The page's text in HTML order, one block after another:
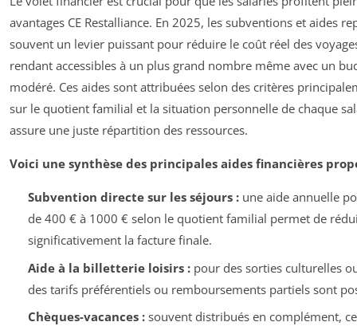
avantages CE Restalliance. En 2025, les subventions et aides
souvent un levier puissant pour réduire le coût réel des
rendant accessibles à un plus grand nombre même avec un
modéré. Ces aides sont attribuées selon des critères
sur le quotient familial et la situation personnelle de chaque
assure une juste répartition des ressources.
Voici une synthèse des principales aides financières
Subvention directe sur les séjours :une aide annuelle
de 400 € à 1000 € selon le quotient familial permet de
significativement la facture finale.
Aide à la billetterie loisirs :pour des sorties culturelles
des tarifs préférentiels ou remboursements partiels sont
Chèques-vacances :souvent distribués en complément,